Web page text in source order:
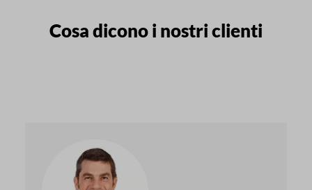
Cosa dicono i nostri clienti